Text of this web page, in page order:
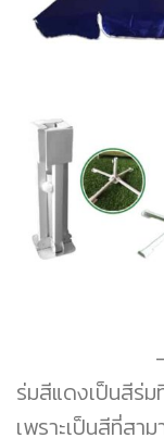
ร่มสีแดงเป็นสีร่
เพราะเป็นสีที่สา